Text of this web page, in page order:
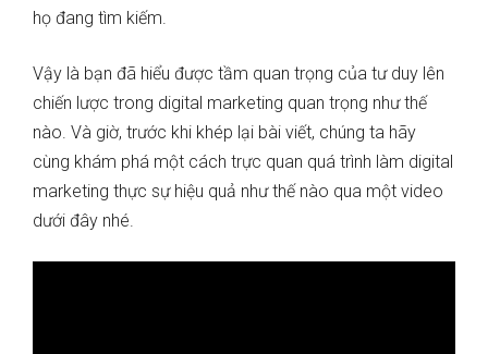
họ đang tìm kiếm.
Vậy là bạn đã hiểu được tầm quan trọng của tư duy lên
chiến lược trong digital marketing quan trọng như thế
nào. Và giờ, trước khi khép lại bài viết, chúng ta hãy
cùng khám phá một cách trực quan quá trình làm digital
marketing thực sự hiệu quả như thế nào qua một video
dưới đây nhé.